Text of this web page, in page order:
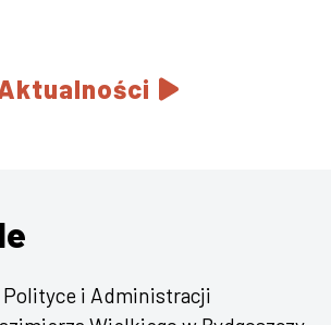
Polityce i Administracji